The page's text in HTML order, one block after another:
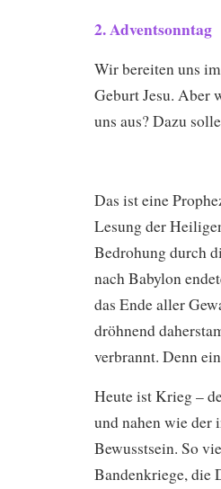
2. Adventsonntag
Wir bereiten uns
Geburt Jesu. Aber
uns aus? Dazu
Das ist eine
Lesung der
Bedrohung durch
nach Babylon
das Ende aller
dröhnend
verbrannt. Denn
Heute ist Krieg –
und nahen wie der
Bewusstsein. So
Bandenkriege, die